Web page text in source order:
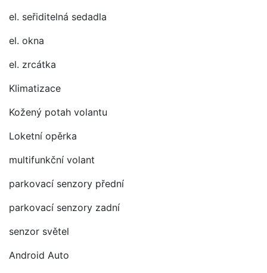
el. seřiditelná sedadla
el. okna
el. zrcátka
Klimatizace
Kožený potah volantu
Loketní opěrka
multifunkční volant
parkovací senzory přední
parkovací senzory zadní
senzor světel
Android Auto